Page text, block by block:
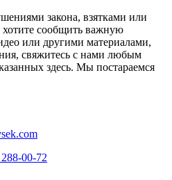
закона, взятками или
хотите сообщить важную
или другими материалами,
свяжитесь с нами любым
здесь. Мы постараемся
00-72